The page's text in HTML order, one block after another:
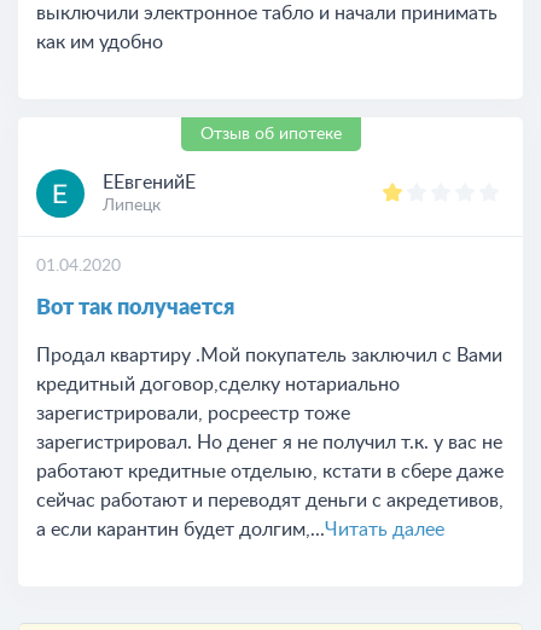
выключили электронное табло и начали принимать
как им удобно
Отзыв об ипотеке
EЕвгенийE
Липецк
01.04.2020
Вот так получается
Продал квартиру .Мой покупатель заключил с Вами
кредитный договор,сделку нотариально
зарегистрировали, росреестр тоже
зарегистрировал. Но денег я не получил т.к. у вас не
работают кредитные отделыю, кстати в сбере даже
сейчас работают и переводят деньги с акредетивов,
а если карантин будет долгим,...Читать далее